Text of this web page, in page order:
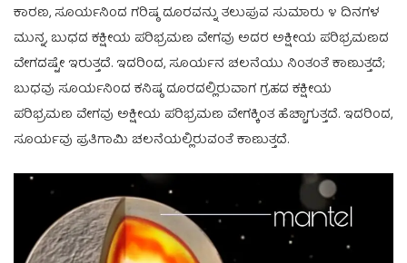
ಕಾರಣ, ಸೂರ್ಯನಿಂದ ಗರಿಷ್ಠ ದೂರವನ್ನು ತಲುಪುವ ಸುಮಾರು ೪ ದಿನಗಳ
ಮುನ್ನ, ಬುಧದ ಕಕ್ಷೀಯ ಪರಿಭ್ರಮಣ ವೇಗವು ಅದರ ಅಕ್ಷೀಯ ಪರಿಭ್ರಮಣದ
ವೇಗದಷ್ಟೇ ಇರುತ್ತದೆ. ಇದರಿಂದ, ಸೂರ್ಯನ ಚಲನೆಯು ನಿಂತಂತೆ ಕಾಣುತ್ತದೆ;
ಬುಧವು ಸೂರ್ಯನಿಂದ ಕನಿಷ್ಠ ದೂರದಲ್ಲಿರುವಾಗ ಗ್ರಹದ ಕಕ್ಷೀಯ
ಪರಿಭ್ರಮಣ ವೇಗವು ಅಕ್ಷೀಯ ಪರಿಭ್ರಮಣ ವೇಗಕ್ಕಿಂತ ಹೆಚ್ಚಾಗುತ್ತದೆ. ಇದರಿಂದ,
ಸೂರ್ಯವು ಪ್ರತಿಗಾಮಿ ಚಲನೆಯಲ್ಲಿರುವಂತೆ ಕಾಣುತ್ತದೆ.